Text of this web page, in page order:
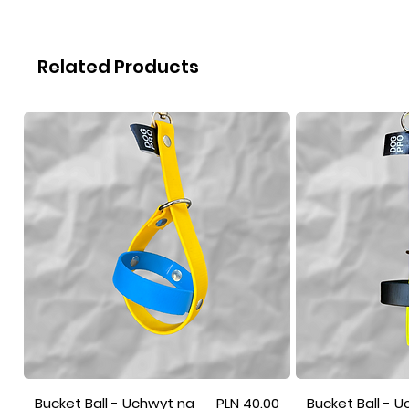
Related Products
Bucket Ball - Uchwyt na Price
PLN 40.00 Bucket Ball -